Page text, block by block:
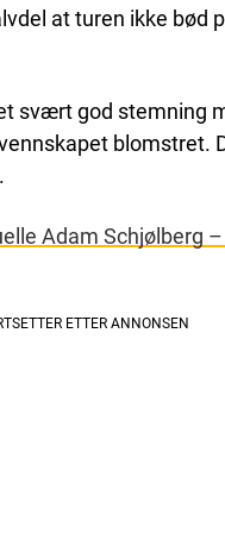
at turen ikke bød
svært god stemning
blomstret.
.
Adam Schjølberg